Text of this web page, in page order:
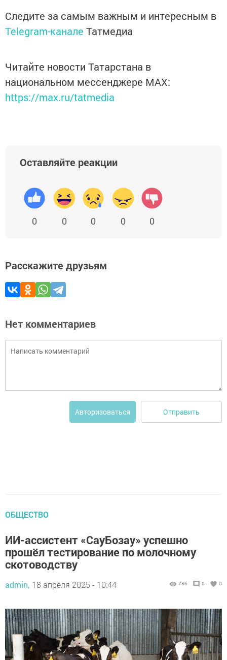
Следите за самым важным и интересным в
Telegram-канале Татмедиа
Читайте новости Татарстана в
национальном мессенджере MАХ:
https://max.ru/tatmedia
Оставляйте реакции
0 0 0 0 0
Расскажите друзьям
Нет комментариев
Авторизоваться Отправить
ОБЩЕСТВО
ИИ-ассистент «СауБозау» успешно
прошёл тестирование по молочному
скотоводству
admin, 18 апреля 2025 - 10:44 786 0 0